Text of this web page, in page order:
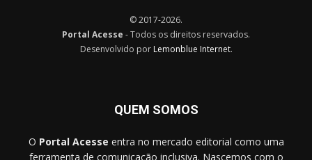
© 2017-2026.
Portal Acesse - Todos os direitos reservados.
Desenvolvido por Lemonblue Internet.
QUEM SOMOS
O Portal Acesse entra no mercado editorial como uma
ferramenta de comunicação inclusiva. Nascemos com o